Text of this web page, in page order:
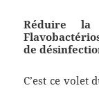
Réduire la
de
C’est ce volet